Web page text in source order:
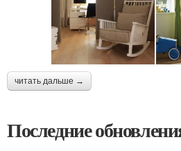
читать дальше →
Последние